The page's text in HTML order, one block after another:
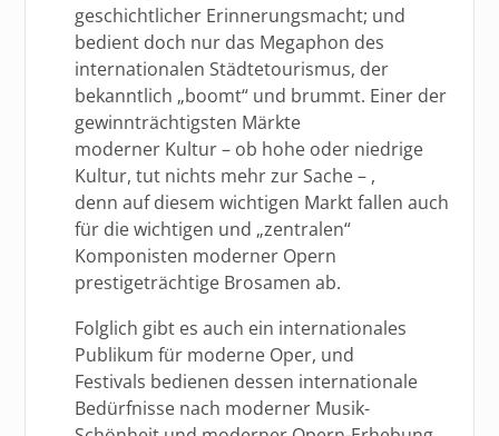
geschichtlicher Erinnerungsmacht; und
bedient doch nur das Megaphon des
internationalen Städtetourismus, der
bekanntlich „boomt“ und brummt. Einer der
gewinnträchtigsten Märkte
moderner Kultur – ob hohe oder niedrige
Kultur, tut nichts mehr zur Sache – ,
denn auf diesem wichtigen Markt fallen auch
für die wichtigen und „zentralen“
Komponisten moderner Opern
prestigeträchtige Brosamen ab.
Folglich gibt es auch ein internationales
Publikum für moderne Oper, und
Festivals bedienen dessen internationale
Bedürfnisse nach moderner Musik-